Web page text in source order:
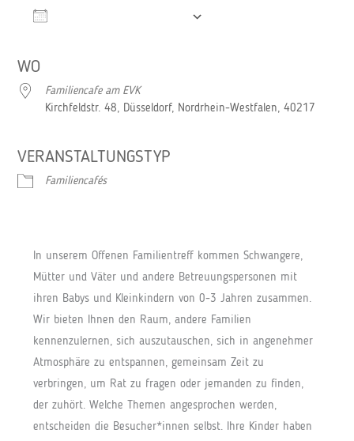
WO
Familiencafe am EVK
Kirchfeldstr. 48, Düsseldorf, Nordrhein-Westfalen, 40217
VERANSTALTUNGSTYP
Familiencafés
In unserem Offenen Familientreff kommen Schwangere,
Mütter und Väter und andere Betreuungspersonen mit
ihren Babys und Kleinkindern von 0-3 Jahren zusammen.
Wir bieten Ihnen den Raum, andere Familien
kennenzulernen, sich auszutauschen, sich in angenehmer
Atmosphäre zu entspannen, gemeinsam Zeit zu
verbringen, um Rat zu fragen oder jemanden zu finden,
der zuhört. Welche Themen angesprochen werden,
entscheiden die Besucher*innen selbst. Ihre Kinder haben